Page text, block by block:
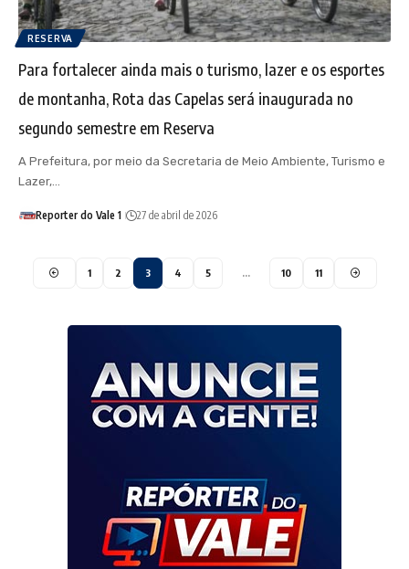
RESERVA
Para fortalecer ainda mais o turismo, lazer e os esportes
de montanha, Rota das Capelas será inaugurada no
segundo semestre em Reserva
A Prefeitura, por meio da Secretaria de Meio Ambiente, Turismo e
Lazer,…
Reporter do Vale 1 27 de abril de 2026
1 2 3 4 5 … 10 11